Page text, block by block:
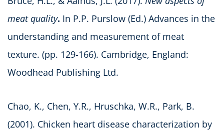
meat quality. In P.P. Purslow (Ed.) Advances in the
understanding and measurement of meat
texture. (pp. 129-166). Cambridge, England:
Woodhead Publishing Ltd.
Chao, K., Chen, Y.R., Hruschka, W.R., Park, B.
(2001). Chicken heart disease characterization by